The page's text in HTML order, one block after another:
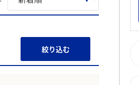
絞り込む